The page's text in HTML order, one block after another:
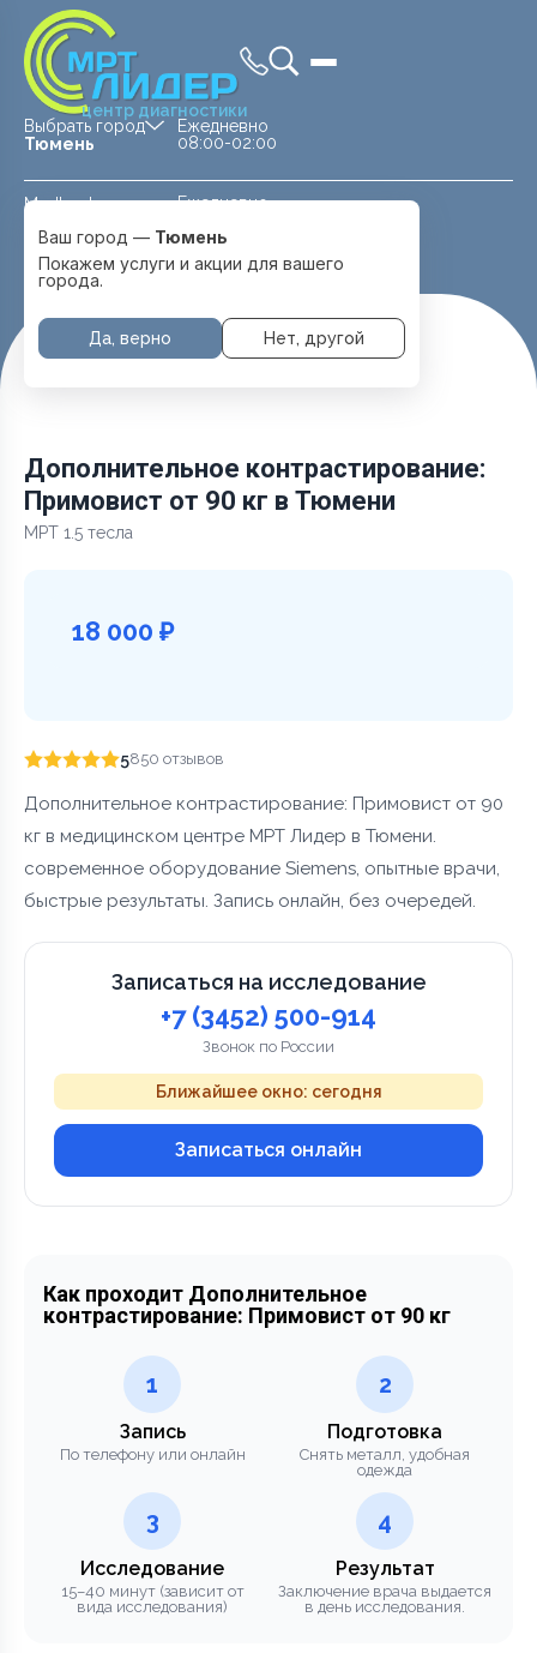
центр диагностики
Выбрать город
Тюмень
Medland —
Тюмень
Ежедневно
08:00-02:00
Ежедневно
Перейти
Ваш город — Тюмень
Покажем услуги и акции для вашего
города.
Да, верно Нет, другой
Главная Услуги и цены
Дополнительное контрастирование:
Примовист от 90 кг в Тюмени
МРТ 1.5 тесла
18 000 ₽
5850 отзывов
Дополнительное контрастирование: Примовист от 90
кг в медицинском центре МРТ Лидер в Тюмени.
современное оборудование Siemens, опытные врачи,
быстрые результаты. Запись онлайн, без очередей.
Записаться на исследование
+7 (3452) 500-914
Звонок по России
Ближайшее окно: сегодня
Записаться онлайн
Как проходит Дополнительное
контрастирование: Примовист от 90 кг
1
Запись
По телефону или онлайн
2
Подготовка
Снять металл, удобная
одежда
3
Исследование
15–40 минут (зависит от
вида исследования)
4
Результат
Заключение врача выдается
в день исследования.